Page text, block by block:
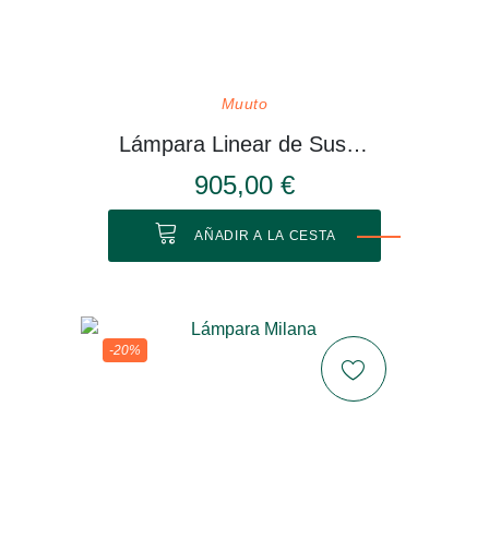
Muuto
Lámpara Linear de Suspensión
905,00 €
AÑADIR A LA CESTA
-20%